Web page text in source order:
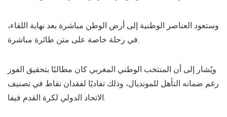
وستعود العناصر الوطنية إلى أرض الوطن مباشرة بعد نهاية اللقاء،
في رحلة خاصة على متن طائرة مباشرة.
ويُشار إلى أن المنتخب الوطني المغربي كان مطالبًا بتحقيق الفوز
رغم ضمانه التأهل للمونديال، وذلك تفاديًا لفقدان نقاط في تصنيف
الاتحاد الدولي لكرة القدم فيفا.